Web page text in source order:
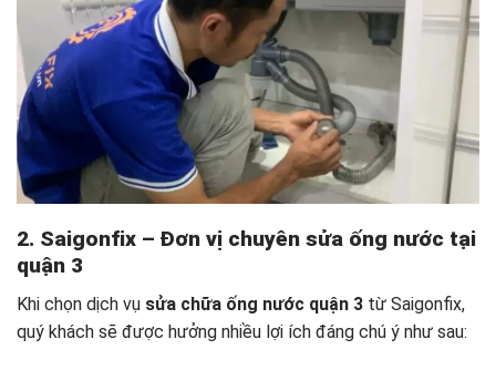
2. Saigonfix – Đơn vị chuyên sửa ống nước tại
quận 3
Khi chọn dịch vụ sửa chữa ống nước quận 3 từ Saigonfix,
quý khách sẽ được hưởng nhiều lợi ích đáng chú ý như sau: